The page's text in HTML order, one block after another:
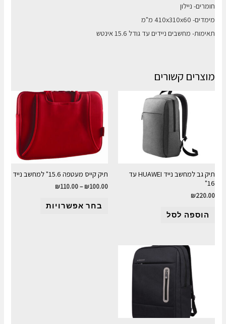
חומרים- ניילון
מימדים- 410x310x60 מ"מ
תאימות- מחשבים ניידים עד גודל 15.6 אינטש
מוצרים קשורים
תיק גב למחשב נייד HUAWEI עד
16"
₪220.00
הוספה לסל
תיק קייס מעטפה 15.6" למחשב נייד
₪100.00
–
₪110.00
בחר אפשרויות